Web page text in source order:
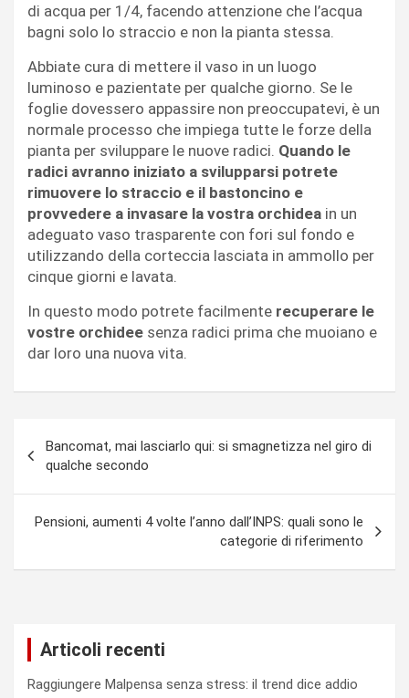
di acqua per 1/4, facendo attenzione che l’acqua
bagni solo lo straccio e non la pianta stessa.
Abbiate cura di mettere il vaso in un luogo
luminoso e pazientate per qualche giorno. Se le
foglie dovessero appassire non preoccupatevi, è un
normale processo che impiega tutte le forze della
pianta per sviluppare le nuove radici. Quando le
radici avranno iniziato a svilupparsi potrete
rimuovere lo straccio e il bastoncino e
provvedere a invasare la vostra orchidea in un
adeguato vaso trasparente con fori sul fondo e
utilizzando della corteccia lasciata in ammollo per
cinque giorni e lavata.
In questo modo potrete facilmente recuperare le
vostre orchidee senza radici prima che muoiano e
dar loro una nuova vita.
articoli
Bancomat, mai lasciarlo qui: si smagnetizza nel giro di
qualche secondo
Pensioni, aumenti 4 volte l’anno dall’INPS: quali sono le
categorie di riferimento
Articoli recenti
Raggiungere Malpensa senza stress: il trend dice addio